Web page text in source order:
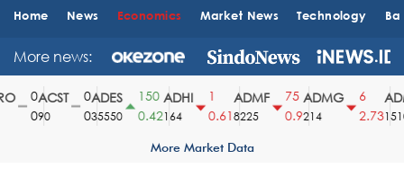
Home News Economics Market News Technology
More news:
ACST
90
ADES
35550
150
0.42
ADHI
164
0.61
ADMF
8225
75
0.9
ADMG
214
2.731510
More Market Data